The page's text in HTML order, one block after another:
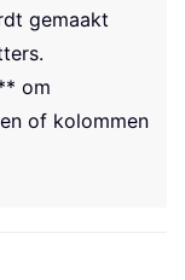
gemaakt
om
of kolommen